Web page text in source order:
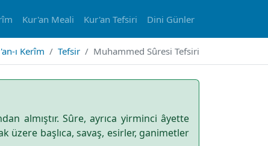
Kur'an Meali Kur'an Tefsiri Dini Günler
ı Kerîm Tefsir Muhammed Sûresi Tefsiri
almıştır. Sûre, ayrıca yirminci âyette
üzere başlıca, savaş, esirler, ganimetler